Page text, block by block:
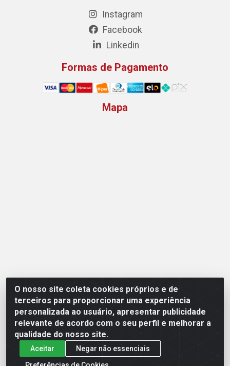
O nosso site coleta cookies próprios e de
terceiros para proporcionar uma experiência
personalizada ao usuário, apresentar publicidade
relevante de acordo com o seu perfil e melhorar a
qualidade do nosso site.
Aceitar
Negar não essenciais
Instagram
Facebook
Linkedin
Formas de Pagamento
Mapa
Opção Atacadista - Setor De Industria Qi 21 Lt 23 A 41,
SN - Setor Industrial (Ceilândia), Brasília/DF - CEP
72265-210 - CNPJ 17.244.285/0001-09